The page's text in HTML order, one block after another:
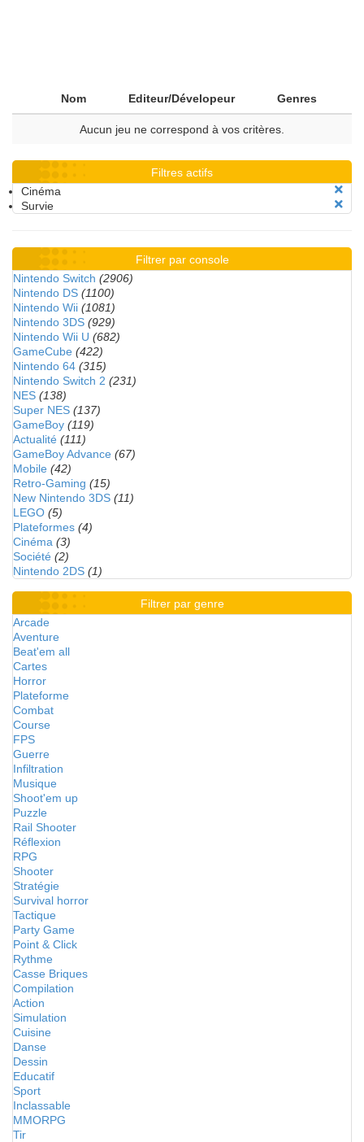
Nom Editeur/Dévelopeur Genres
Aucun jeu ne correspond à vos critères.
Filtres actifs
Cinéma
Survie
Filtrer par console
Nintendo Switch (2906)
Nintendo DS (1100)
Nintendo Wii (1081)
Nintendo 3DS (929)
Nintendo Wii U (682)
GameCube (422)
Nintendo 64 (315)
Nintendo Switch 2 (231)
NES (138)
Super NES (137)
GameBoy (119)
Actualité (111)
GameBoy Advance (67)
Mobile (42)
Retro-Gaming (15)
New Nintendo 3DS (11)
LEGO (5)
Plateformes (4)
Cinéma (3)
Société (2)
Nintendo 2DS (1)
Filtrer par genre
Arcade
Aventure
Beat'em all
Cartes
Horror
Plateforme
Combat
Course
FPS
Guerre
Infiltration
Musique
Shoot'em up
Puzzle
Rail Shooter
Réflexion
RPG
Shooter
Stratégie
Survival horror
Tactique
Party Game
Point & Click
Rythme
Casse Briques
Compilation
Action
Simulation
Cuisine
Danse
Dessin
Educatif
Sport
Inclassable
MMORPG
Tir